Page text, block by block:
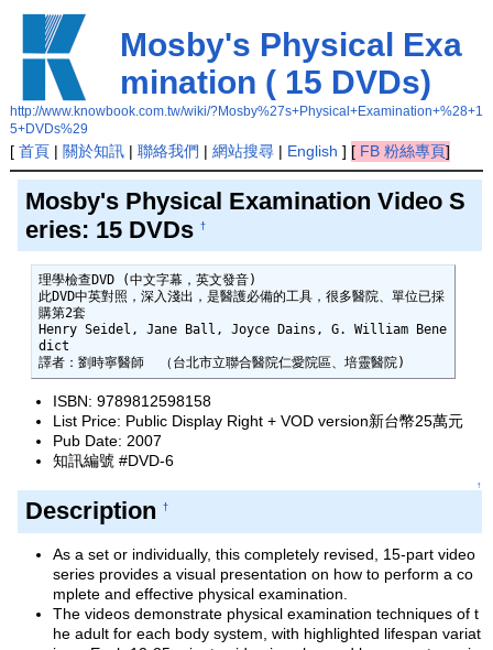
Mosby's Physical Exa
mination ( 15 DVDs)
http://www.knowbook.com.tw/wiki/?Mosby%27s+Physical+Examination+%28+1
5+DVDs%29
[ 首頁| 關於知訊| 聯絡我們 | 網站搜尋| English ] [FB 粉絲專頁]
Mosby's Physical Examination Video S
eries: 15 DVDs †
理學檢查DVD (中文字幕，英文發音)
此DVD中英對照，深入淺出，是醫護必備的工具，很多醫院、單位已採
購第2套
Henry Seidel, Jane Ball, Joyce Dains, G. William Bene
dict
譯者：劉時寧醫師  （台北市立聯合醫院仁愛院區、培靈醫院)
ISBN: 9789812598158
List Price: Public Display Right + VOD version新台幣25萬元
Pub Date: 2007
知訊編號 #DVD-6
↑
Description †
As a set or individually, this completely revised, 15-part video
series provides a visual presentation on how to perform a co
mplete and effective physical examination.
The videos demonstrate physical examination techniques of t
he adult for each body system, with highlighted lifespan variat